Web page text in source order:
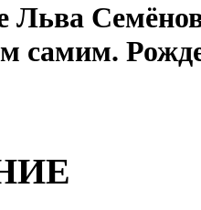
Льва
самим.